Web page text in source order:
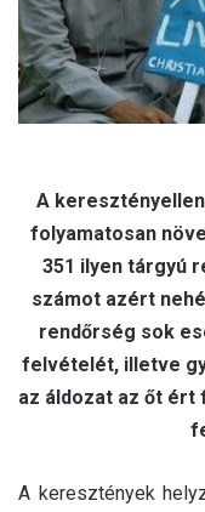
A
folyamatosan
351 ilyen tárgyú
számot azért
rendőrség sok
felvételét, illetve
az áldozat az őt ért
A keresztények